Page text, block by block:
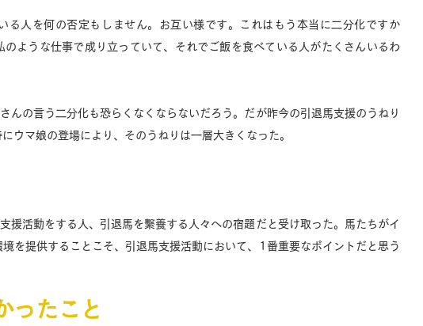
人を何の否定もしません。お互い様です。これはもう本当に二分化ですか
のような仕事で成り立っていて、それでご飯を食べている人がたくさんいるわ
の言う二分化も恐らくなくならないだろう。だが昨今の引退馬支援のうねり
ウマ娘の登場により、そのうねりは一層大きくなった。
援活動をする人、引退馬を繫養する人々への宿題だと受け取った。馬たちがイ
を提供することこそ、引退馬支援活動において、1番重要なポイントだと思う
ったこと